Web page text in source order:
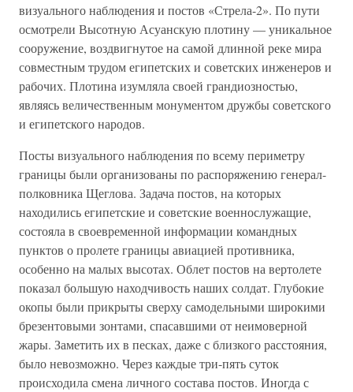
визуального наблюдения и постов «Стрела-2». По пути
осмотрели Высотную Асуанскую плотину — уникальное
сооружение, воздвигнутое на самой длинной реке мира
совместным трудом египетских и советских инженеров и
рабочих. Плотина изумляла своей грандиозностью,
являясь величественным монументом дружбы советского
и египетского народов.
Посты визуального наблюдения по всему периметру
границы были организованы по распоряжению генерал-
полковника Щеглова. Задача постов, на которых
находились египетские и советские военнослужащие,
состояла в своевременной информации командных
пунктов о пролете границы авиацией противника,
особенно на малых высотах. Облет постов на вертолете
показал большую находчивость наших солдат. Глубокие
окопы были прикрыты сверху самодельными широкими
брезентовыми зонтами, спасавшими от неимоверной
жары. Заметить их в песках, даже с близкого расстояния,
было невозможно. Через каждые три-пять суток
происходила смена личного состава постов. Иногда с